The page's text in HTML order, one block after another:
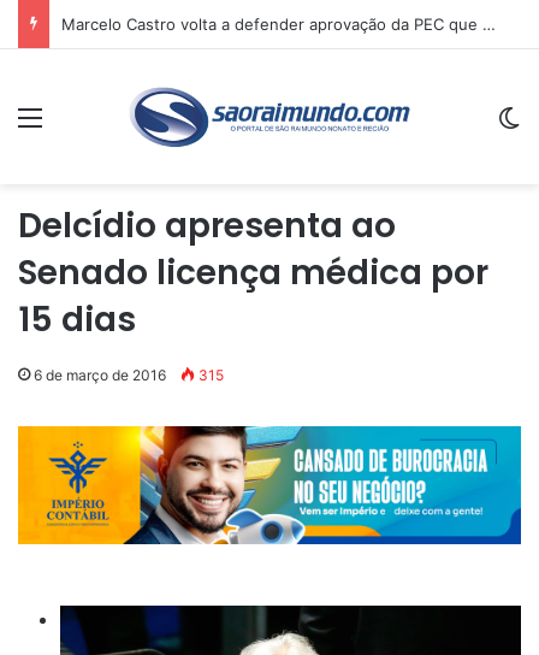
Marcelo Castro volta a defender aprovação da PEC que acaba com a escala 6×1 e avalia clima no Senado
Menu
Delcídio apresenta ao
Senado licença médica por
15 dias
6 de março de 2016 315